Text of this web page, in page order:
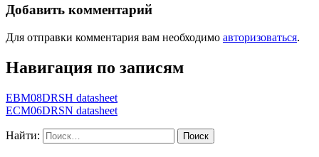
Добавить комментарий
Для отправки комментария вам необходимо авторизоваться.
Навигация по записям
EBM08DRSH datasheet
ECM06DRSN datasheet
Найти: